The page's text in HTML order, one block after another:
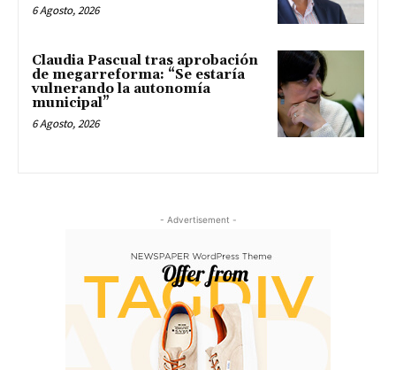
6 Agosto, 2026
Claudia Pascual tras aprobación
de megarreforma: “Se estaría
vulnerando la autonomía
municipal”
6 Agosto, 2026
- Advertisement -